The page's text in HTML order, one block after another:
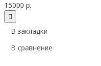
15000 р.
В закладки
В сравнение